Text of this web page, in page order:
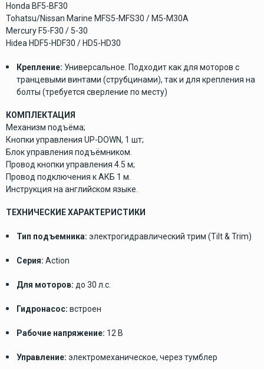
Honda BF5-BF30
Tohatsu/Nissan Marine MFS5-MFS30 / M5-M30A
Mercury F5-F30 / 5-30
Hidea HDF5-HDF30 / HD5-HD30
Крепление: Универсальное. Подходит как для моторов с
транцевыми винтами (струбцинами), так и для крепления на
болты (требуется сверление по месту)
КОМПЛЕКТАЦИЯ
Механизм подъёма;
Кнопки управления UP-DOWN, 1 шт;
Блок управления подъёмником.
Провод кнопки управления 4.5 м;
Провод подключения к АКБ 1 м.
Инструкция на английском языке.
ТЕХНИЧЕСКИЕ ХАРАКТЕРИСТИКИ
Тип подъемника: электрогидравлический трим (Tilt & Trim)
Серия: Action
Для моторов: до 30 л.с.
Гидронасос: встроен
Рабочие напряжение: 12 В
Управление: электромеханическое, через тумблер